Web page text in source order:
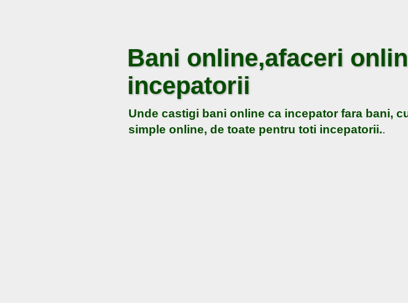
Bani online,afaceri
incepatorii
Unde castigi bani online ca incepator fara bani,
simple online, de toate pentru toti incepatorii..